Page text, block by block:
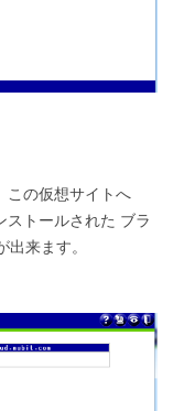
この仮想サイトへ
ストールされた ブラ
来ます。